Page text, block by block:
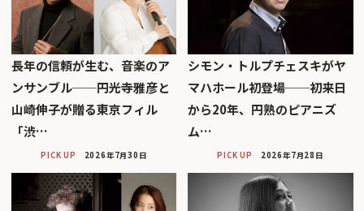
長年の信頼が生む、音楽のア
ンサンブル──円光寺雅彦と
山崎伸子が贈る東京フィル
「渋…
PICK UP 2026年7月30日
シモン・トルプチェスキがヤ
マハホール初登場──初来日
から20年、円熟のピアニズ
ム…
PICK UP 2026年7月28日